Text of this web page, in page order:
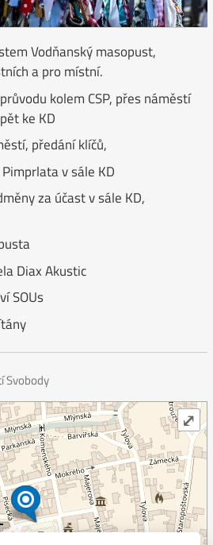
Vodňanský masopust,
a pro místní.
kolem CSP, přes náměstí
ke KD
předání klíčů,
v sále KD
za účast v sále KD,
Diax Akustic
SOUs
Svobody
⤢